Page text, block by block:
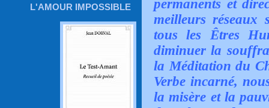
L'AMOUR IMPOSSIBLE
permanents et
meilleurs réseaux
tous les Êtres
diminuer la
la Méditation du
Verbe incarné,
la misère et la